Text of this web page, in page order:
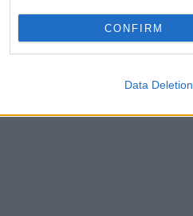
CONFIRM
Data Deletion